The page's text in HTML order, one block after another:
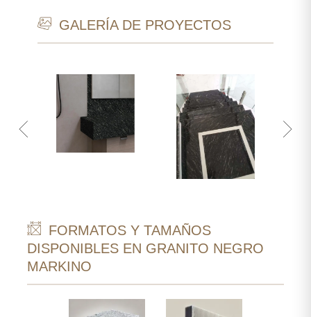
GALERÍA DE PROYECTOS
FORMATOS Y TAMAÑOS
DISPONIBLES EN GRANITO NEGRO
MARKINO